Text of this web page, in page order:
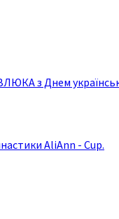
з Днем
AliAnn - Cup.